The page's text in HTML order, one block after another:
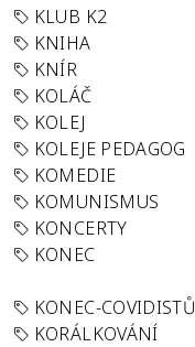
KLUB K2
KNIHA
KNÍR
KOLÁČ
KOLEJ
KOLEJE PEDAGOG
KOMEDIE
KOMUNISMUS
KONCERTY
KONEC
KONEC-COVIDISTŮ
KORÁLKOVÁNÍ